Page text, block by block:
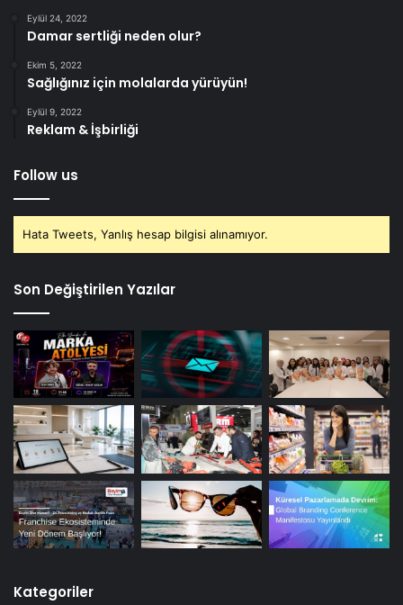
Eylül 24, 2022
Damar sertliği neden olur?
Ekim 5, 2022
Sağlığınız için molalarda yürüyün!
Eylül 9, 2022
Reklam & İşbirliği
Follow us
Hata Tweets, Yanlış hesap bilgisi alınamıyor.
Son Değiştirilen Yazılar
Kategoriler